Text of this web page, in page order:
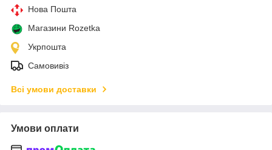
Нова Пошта
Магазини Rozetka
Укрпошта
Самовивіз
Всі умови доставки
Умови оплати